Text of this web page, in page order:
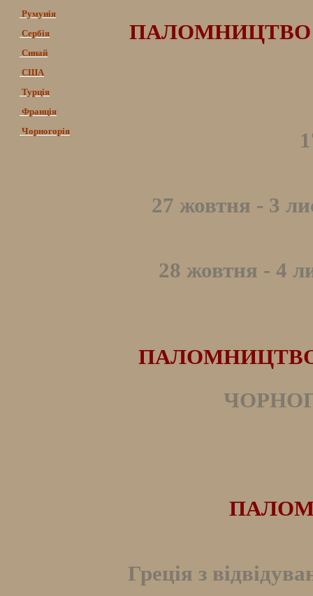
Румунія
Сербія
Синай
США
Турція
Франція
Чорногорія
ПАЛОМНИЦТВО
27 жовтня - 3
28 жовтня - 4
ПАЛОМНИЦТВО
Греція з